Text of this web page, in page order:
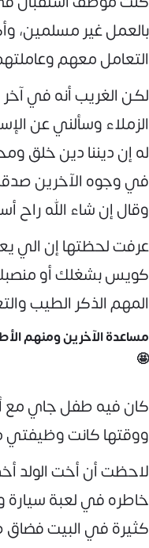
بالعمل غير مسلمين،
التعامل معهم
لكن الغريب أنه في
الزملاء وسألني عن
له إن ديننا دين خلق
في وجوه الآخرين
وقال إن شاء الله راح
عرفت لحظتها إن الي
كويس بشغلك أو
المهم الذكر الطيب
مساعدة الآخرين ومنهم
🤩
كان فيه طفل جاي مع
ووقتها كانت
لاحظت أن أخت الولد
خاطره في لعبة سيارة
كثيرة في البيت فضاق